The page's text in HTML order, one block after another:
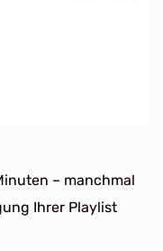
– manchmal
Ihrer Playlist